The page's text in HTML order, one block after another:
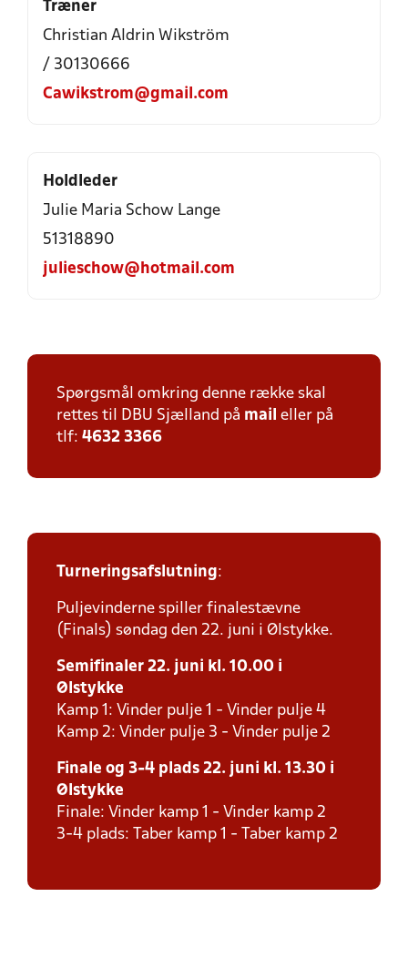
Træner
Christian Aldrin Wikström
/ 30130666
Cawikstrom@gmail.com
Holdleder
Julie Maria Schow Lange
51318890
julieschow@hotmail.com
Spørgsmål omkring denne række skal
rettes til DBU Sjælland på mail eller på
tlf: 4632 3366
Turneringsafslutning:
Puljevinderne spiller finalestævne
(Finals) søndag den 22. juni i Ølstykke.
Semifinaler 22. juni kl. 10.00 i
Ølstykke
Kamp 1: Vinder pulje 1 - Vinder pulje 4
Kamp 2: Vinder pulje 3 - Vinder pulje 2
Finale og 3-4 plads 22. juni kl. 13.30 i
Ølstykke
Finale: Vinder kamp 1 - Vinder kamp 2
3-4 plads: Taber kamp 1 - Taber kamp 2